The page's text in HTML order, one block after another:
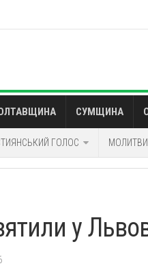
СУМЩИНА
ГОЛОС МОЛИТВИ
у